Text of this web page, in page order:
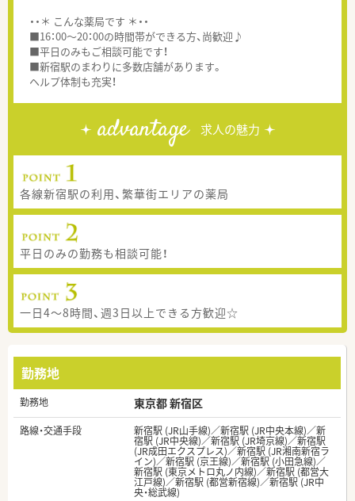
・・＊ こんな薬局です ＊・・
■16：00～20：00の時間帯ができる方、尚歓迎♪
■平日のみもご相談可能です！
■新宿駅のまわりに多数店舗があります。
ヘルプ体制も充実！
advantage 求人の魅力
各線新宿駅の利用、繁華街エリアの薬局
平日のみの勤務も相談可能！
一日4～8時間、週3日以上できる方歓迎☆
勤務地
勤務地 東京都 新宿区
路線・交通手段 新宿駅 (JR山手線)／新宿駅 (JR中央本線)／新
宿駅 (JR中央線)／新宿駅 (JR埼京線)／新宿駅
(JR成田エクスプレス)／新宿駅 (JR湘南新宿ラ
イン)／新宿駅 (京王線)／新宿駅 (小田急線)／
新宿駅 (東京メトロ丸ノ内線)／新宿駅 (都営大
江戸線)／新宿駅 (都営新宿線)／新宿駅 (JR中
央・総武線)